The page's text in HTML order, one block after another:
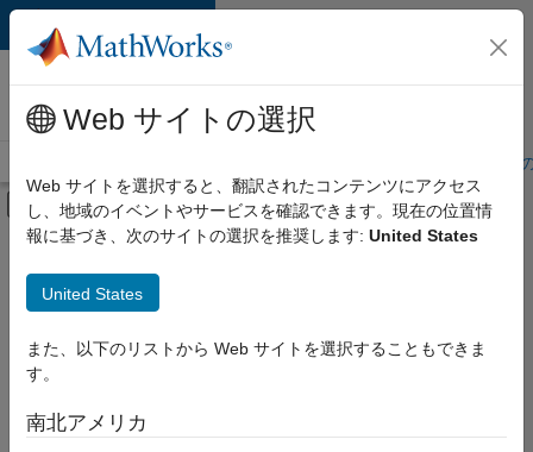
コンテンツへスキップ
MathWorks 採用
情報
学生・キャリア初期
オフキャンバス ナビゲーション メ
メインコンテンツ
絞り込み条件
アドバンスド サポート
プログラム管理
テクニカル ライティング
現
Web サイトの選択
Web サイトを選択すると、翻訳されたコンテンツにアクセス
し、地域のイベントやサービスを確認できます。現在の位置情
報に基づき、次のサイトの選択を推奨します: United States
United States
また、以下のリストから Web サイトを選択することもできま
す。
南北アメリカ